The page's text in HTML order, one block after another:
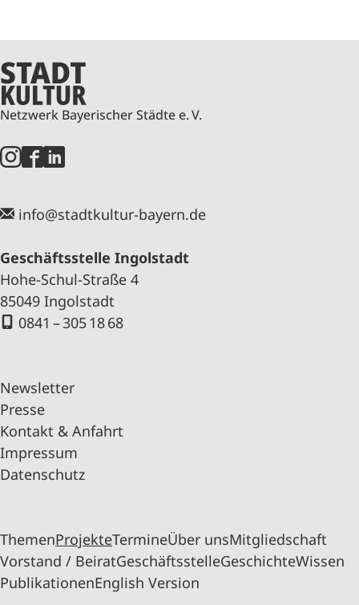
Netzwerk Bayerischer Städte e. V.
info@stadtkultur-bayern.de
Geschäftsstelle Ingolstadt
Hohe-Schul-Straße 4
85049 Ingolstadt
0841 – 305 18 68
Newsletter
Presse
Kontakt & Anfahrt
Impressum
Datenschutz
ThemenProjekteTermineÜber unsMitgliedschaft
Vorstand / BeiratGeschäftsstelleGeschichteWissen
PublikationenEnglish Version